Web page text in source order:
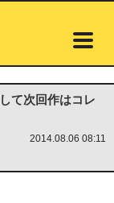
て次回作はコレ
2014.08.06 08:11